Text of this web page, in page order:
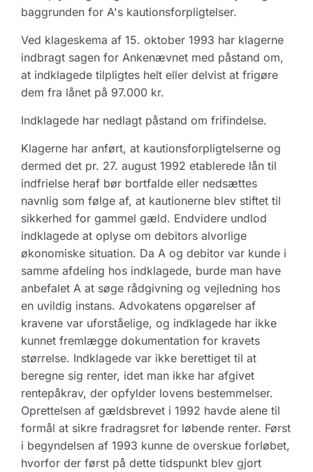
baggrunden for A's kautionsforpligtelser.
Ved klageskema af 15. oktober 1993 har klagerne
indbragt sagen for Ankenævnet med påstand om,
at indklagede tilpligtes helt eller delvist at frigøre
dem fra lånet på 97.000 kr.
Indklagede har nedlagt påstand om frifindelse.
Klagerne har anført, at kautionsforpligtelserne og
dermed det pr. 27. august 1992 etablerede lån til
indfrielse heraf bør bortfalde eller nedsættes
navnlig som følge af, at kautionerne blev stiftet til
sikkerhed for gammel gæld. Endvidere undlod
indklagede at oplyse om debitors alvorlige
økonomiske situation. Da A og debitor var kunde i
samme afdeling hos indklagede, burde man have
anbefalet A at søge rådgivning og vejledning hos
en uvildig instans. Advokatens opgørelser af
kravene var uforståelige, og indklagede har ikke
kunnet fremlægge dokumentation for kravets
størrelse. Indklagede var ikke berettiget til at
beregne sig renter, idet man ikke har afgivet
rentepåkrav, der opfylder lovens bestemmelser.
Oprettelsen af gældsbrevet i 1992 havde alene til
formål at sikre fradragsret for løbende renter. Først
i begyndelsen af 1993 kunne de overskue forløbet,
hvorfor der først på dette tidspunkt blev gjort